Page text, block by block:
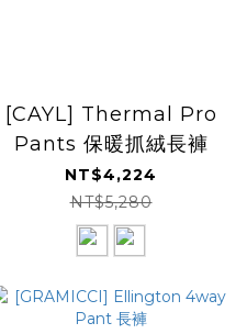
[CAYL] Thermal Pro
Pants 保暖抓絨長褲
NT$4,224
NT$5,280